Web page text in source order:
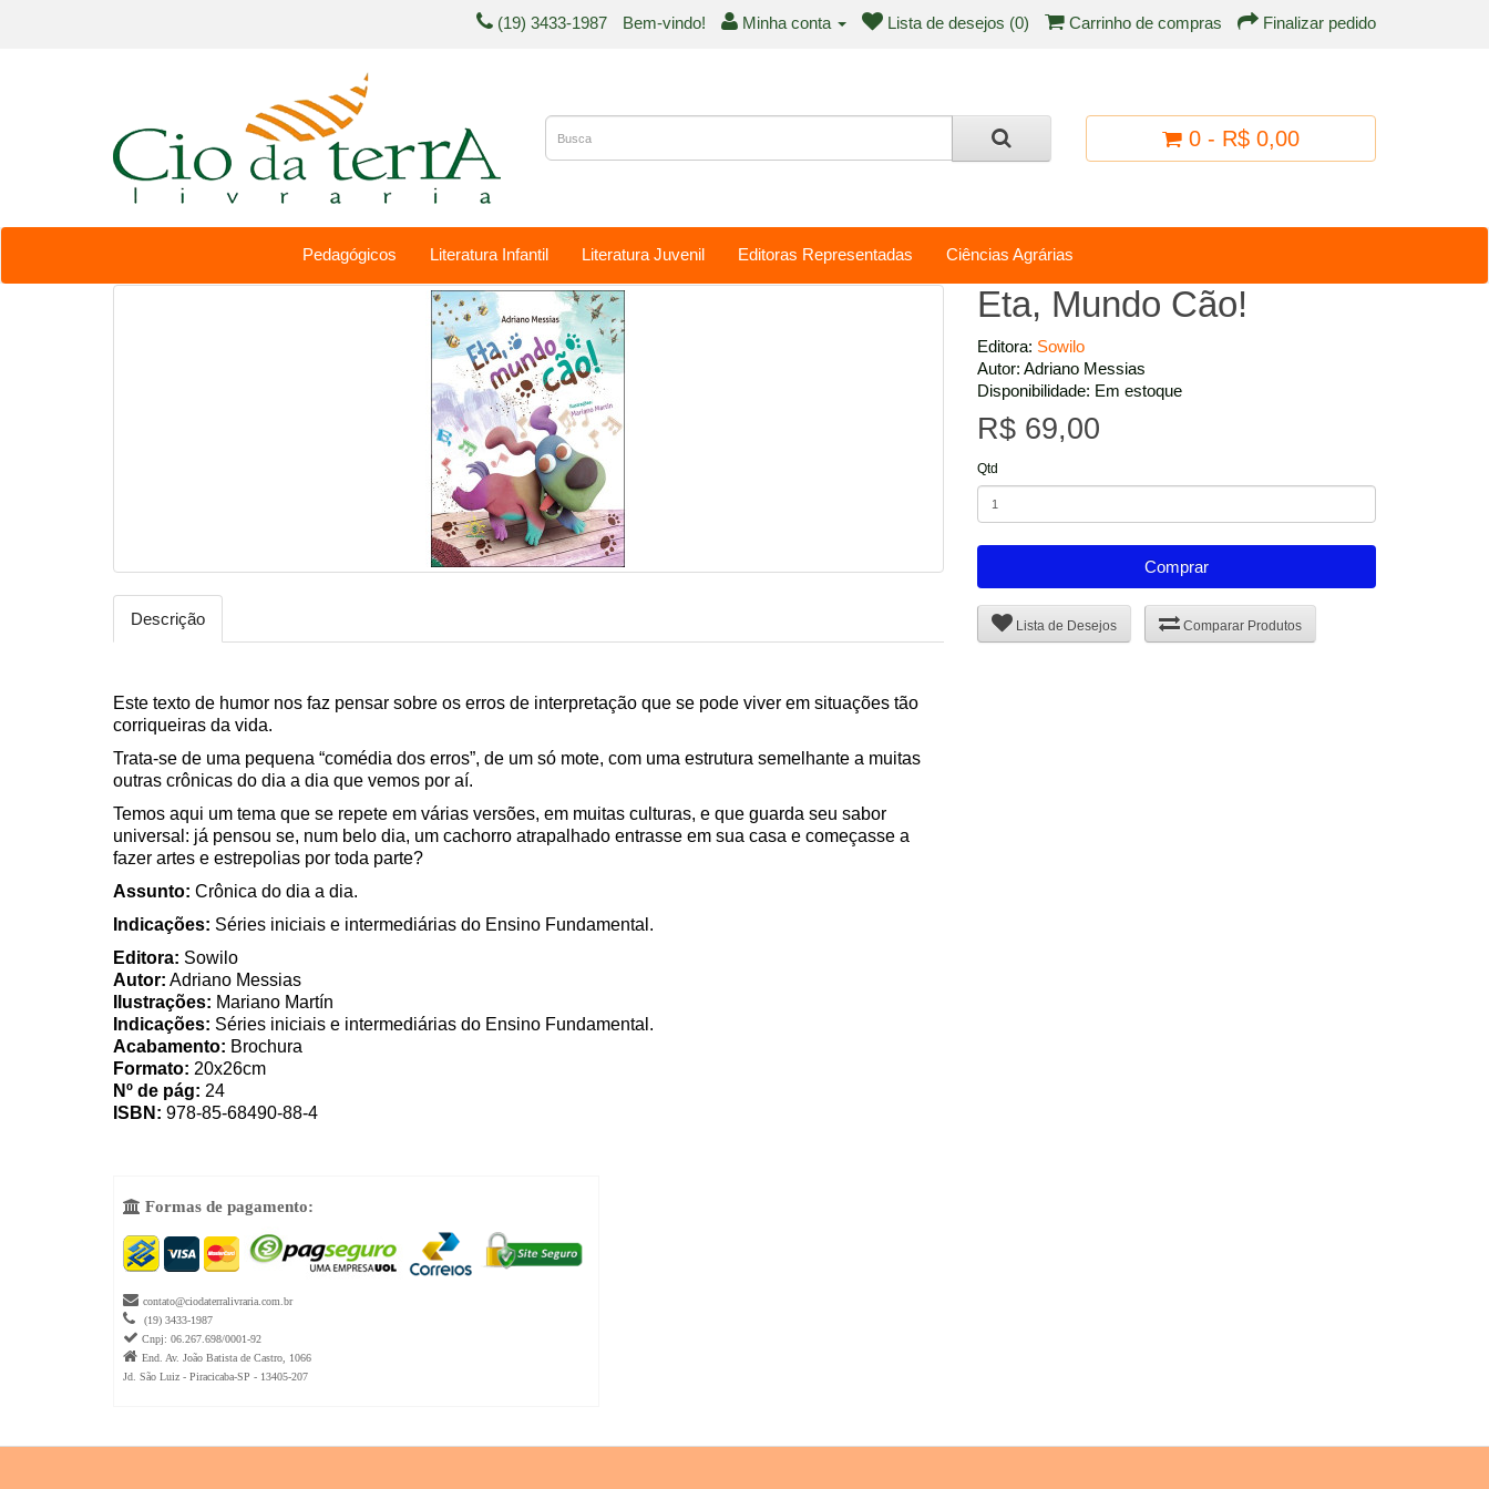
(19) 3433-1987 Bem-vindo! Minha conta Lista de desejos (0) Carrinho de compras Finalizar pedido
0 - R$ 0,00
Pedagógicos Literatura Infantil Literatura Juvenil Editoras Representadas Ciências Agrárias
Descrição
Este texto de humor nos faz pensar sobre os erros de interpretação que se pode viver em situações tão
corriqueiras da vida.
Trata-se de uma pequena “comédia dos erros”, de um só mote, com uma estrutura semelhante a muitas
outras crônicas do dia a dia que vemos por aí.
Temos aqui um tema que se repete em várias versões, em muitas culturas, e que guarda seu sabor
universal: já pensou se, num belo dia, um cachorro atrapalhado entrasse em sua casa e começasse a
fazer artes e estrepolias por toda parte?
Assunto: Crônica do dia a dia.
Indicações: Séries iniciais e intermediárias do Ensino Fundamental.
Editora: Sowilo
Autor: Adriano Messias
Ilustrações: Mariano Martín
Indicações: Séries iniciais e intermediárias do Ensino Fundamental.
Acabamento: Brochura
Formato: 20x26cm
Nº de pág: 24
ISBN: 978-85-68490-88-4
Eta, Mundo Cão!
Editora: Sowilo
Autor: Adriano Messias
Disponibilidade: Em estoque
R$ 69,00
Qtd
Comprar
Lista de Desejos Comparar Produtos
 Formas de pagamento:
 contato@ciodaterralivraria.com.br
 (19) 3433-1987
 Cnpj: 06.267.698/0001-92
 End. Av. João Batista de Castro, 1066
Jd. São Luiz - Piracicaba-SP - 13405-207